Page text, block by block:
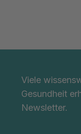
Viele
Gesundheit
Newsletter.